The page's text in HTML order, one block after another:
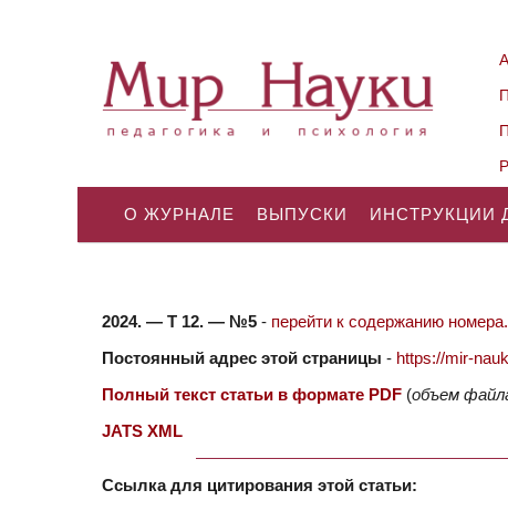
О ЖУРНАЛЕ ВЫПУСКИ ИНСТРУКЦИИ
2024. — Т 12. — №5 - перейти к содержанию
Постоянный адрес этой страницы - https://mir-
Полный текст статьи в формате PDF (объем
JATS XML
Ссылка для цитирования этой статьи: